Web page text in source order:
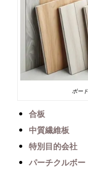
ボー
合板
中質繊維板
特別目的会社
パーチクルボー